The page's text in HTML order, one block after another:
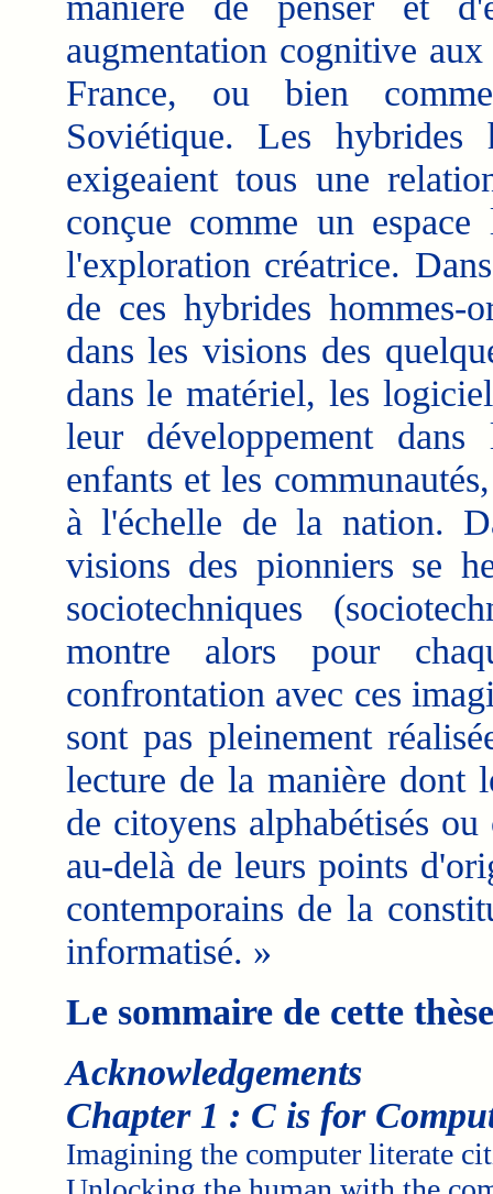
augmentation cognitive
France, ou bien
Soviétique. Les hybrides
exigeaient tous une
conçue comme un
l'exploration créatrice.
de ces hybrides
dans les visions des
dans le matériel, les
leur développement
enfants et les
à l'échelle de la nation.
visions des pionniers se
sociotechniques
montre alors pour
confrontation avec ces
sont pas pleinement
lecture de la manière dont
de citoyens alphabétisés
au-delà de leurs points
contemporains de la
informatisé. »
Le sommaire de cette
Acknowledgements
Chapter 1 : C is for
Imagining the computer literate